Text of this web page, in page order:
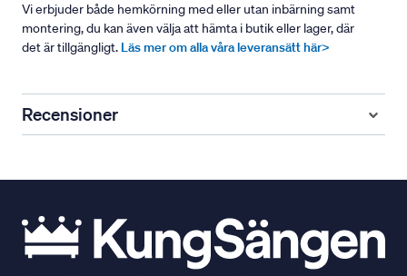
Vi erbjuder både hemkörning med eller utan inbärning samt
montering, du kan även välja att hämta i butik eller lager, där
det är tillgängligt. Läs mer om alla våra leveransätt här>
Recensioner